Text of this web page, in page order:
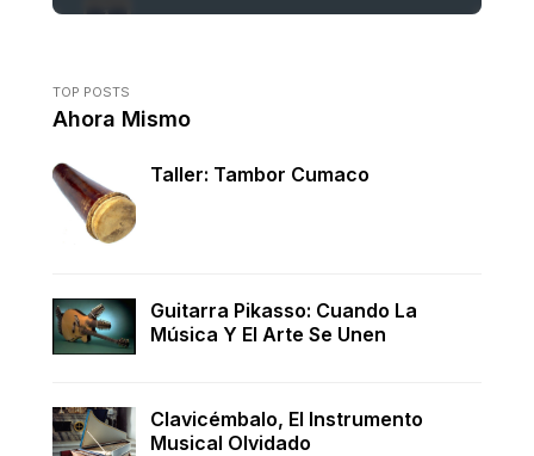
TOP POSTS
Ahora Mismo
Taller: Tambor Cumaco
Guitarra Pikasso: Cuando La
Música Y El Arte Se Unen
Clavicémbalo, El Instrumento
Musical Olvidado